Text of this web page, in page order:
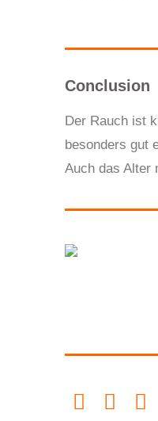
Conclusion
Der Rauch ist
besonders gut
Auch das Alter